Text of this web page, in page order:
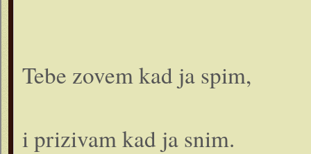
Tebe zovem kad ja spim,
i prizivam kad ja snim.